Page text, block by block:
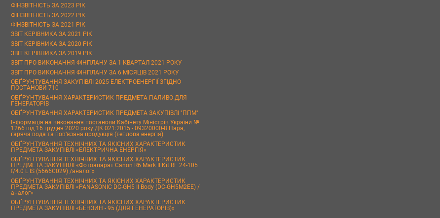
ФІНЗВІТНІСТЬ ЗА 2023 РІК
ФІНЗВІТНІСТЬ ЗА 2022 РІК
ФІНЗВІТНІСТЬ ЗА 2021 РІК
ЗВІТ КЕРІВНИКА ЗА 2021 РІК
ЗВІТ КЕРІВНИКА ЗА 2020 РІК
ЗВІТ КЕРІВНИКА ЗА 2019 РІК
ЗВІТ ПРО ВИКОНАННЯ ФІНПЛАНУ ЗА 1 КВАРТАЛ 2021 РОКУ
ЗВІТ ПРО ВИКОНАННЯ ФІНПЛАНУ ЗА 6 МІСЯЦІВ 2021 РОКУ
ОБҐРУНТУВАННЯ ЗАКУПІВЛІ 2025 ЕЛЕКТРОЕНЕРГІЇ ЗГІДНО
ПОСТАНОВИ 710
ОБҐРУНТУВАННЯ ХАРАКТЕРИСТИК ПРЕДМЕТА ПАЛИВО ДЛЯ
ГЕНЕРАТОРІВ
ОБҐРУНТУВАННЯ ХАРАКТЕРИСТИК ПРЕДМЕТА ЗАКУПІВЛІ "ППМ"
Інформація на виконання постанови Кабінету Міністрів України №
1266 від 16 грудня 2020 року ДК 021:2015 - 09320000-8 Пара,
гаряча вода та пов’язана продукція (теплова енергія)
ОБҐРУНТУВАННЯ ТЕХНІЧНИХ ТА ЯКІСНИХ ХАРАКТЕРИСТИК
ПРЕДМЕТА ЗАКУПІВЛІ «ЕЛЕКТРИЧНА ЕНЕРГІЯ»
ОБҐРУНТУВАННЯ ТЕХНІЧНИХ ТА ЯКІСНИХ ХАРАКТЕРИСТИК
ПРЕДМЕТА ЗАКУПІВЛІ «Фотоапарат Canon R6 Mark II Kit RF 24-105
f/4.0 L IS (5666C029) /аналог»
ОБҐРУНТУВАННЯ ТЕХНІЧНИХ ТА ЯКІСНИХ ХАРАКТЕРИСТИК
ПРЕДМЕТА ЗАКУПІВЛІ «PANASONIC DC-GH5 II Body (DC-GH5M2EE) /
аналог»
ОБҐРУНТУВАННЯ ТЕХНІЧНИХ ТА ЯКІСНИХ ХАРАКТЕРИСТИК
ПРЕДМЕТА ЗАКУПІВЛІ «БЕНЗИН - 95 (ДЛЯ ГЕНЕРАТОРІВ)»